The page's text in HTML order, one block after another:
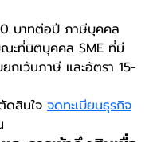
บาทต่อปี ภาษีบุคคล
ณะที่นิติบุคคล SME ที่มี
กเว้นภาษี และอัตรา 15-
ดสินใจ จดทะเบียนธุรกิจ